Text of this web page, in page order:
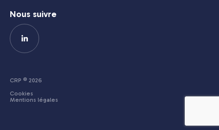
Nous suivre
CRP © 2026
Cookies
Mentions légales